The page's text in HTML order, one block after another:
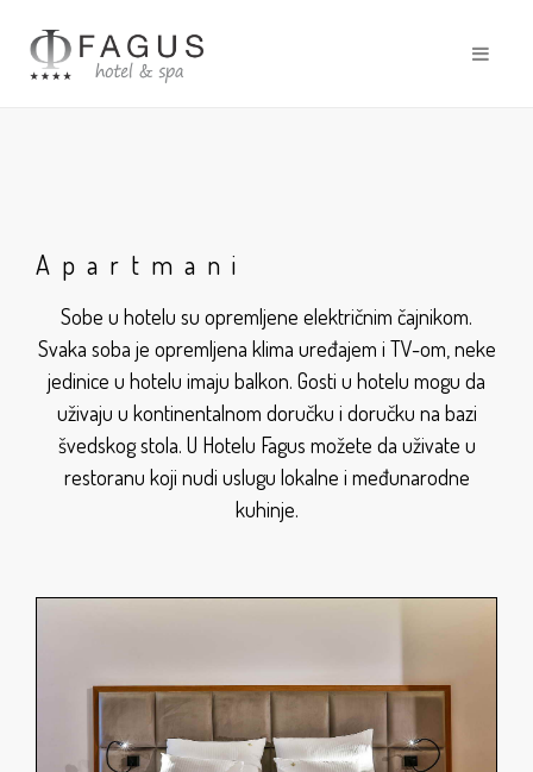
Apartmani
Sobe u hotelu su opremljene električnim čajnikom.
Svaka soba je opremljena klima uređajem i TV-om, neke
jedinice u hotelu imaju balkon. Gosti u hotelu mogu da
uživaju u kontinentalnom doručku i doručku na bazi
švedskog stola. U Hotelu Fagus možete da uživate u
restoranu koji nudi uslugu lokalne i međunarodne
kuhinje.